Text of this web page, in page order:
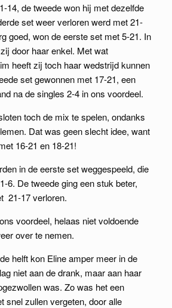
14, de tweede won hij met dezelfde
set weer verloren werd met 21-
goed, won de eerste set met 5-21. In
door haar enkel. Met wat
heeft zij toch haar wedstrijd kunnen
set gewonnen met 17-21, een
na de singles 2-4 in ons voordeel.
toch de mix te spelen, ondanks
Dat was geen slecht idee, want
16-21 en 18-21!
in de eerste set weggespeeld, die
6. De tweede ging een stuk beter,
21-17 verloren.
voordeel, helaas niet voldoende
over te nemen.
helft kon Eline amper meer in de
niet aan de drank, maar aan haar
was. Zo was het een
snel zullen vergeten, door alle